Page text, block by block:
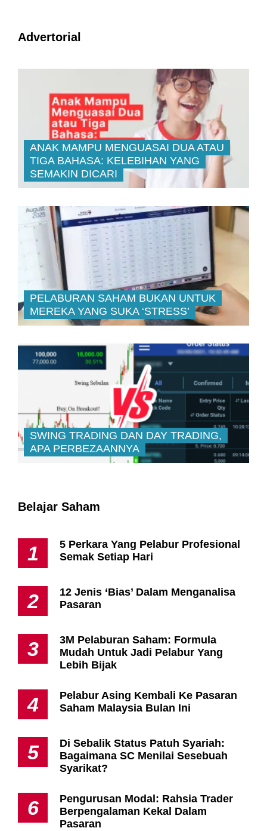
Advertorial
ANAK MAMPU MENGUASAI DUA ATAU
TIGA BAHASA: KELEBIHAN YANG
SEMAKIN DICARI
PELABURAN SAHAM BUKAN UNTUK
MEREKA YANG SUKA ‘STRESS’
SWING TRADING DAN DAY TRADING,
APA PERBEZAANNYA
Belajar Saham
1
5 Perkara Yang Pelabur Profesional
Semak Setiap Hari
2
12 Jenis ‘Bias’ Dalam Menganalisa
Pasaran
3
3M Pelaburan Saham: Formula
Mudah Untuk Jadi Pelabur Yang
Lebih Bijak
4
Pelabur Asing Kembali Ke Pasaran
Saham Malaysia Bulan Ini
5
Di Sebalik Status Patuh Syariah:
Bagaimana SC Menilai Sesebuah
Syarikat?
6
Pengurusan Modal: Rahsia Trader
Berpengalaman Kekal Dalam
Pasaran